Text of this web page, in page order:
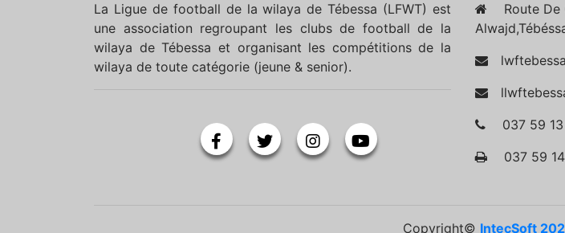
La Ligue de football de la wilaya de Tébessa (LFWT) est
une association regroupant les clubs de football de la
wilaya de Tébessa et organisant les compétitions de la
wilaya de toute catégorie (jeune & senior).
Route
037 59
037 59
Copyright© IntecSoft